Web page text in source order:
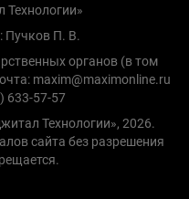
Пучков П. В.
органов (в том
maxim@maximonline.ru
633-57-57
Технологии», 2026.
сайта без разрешения